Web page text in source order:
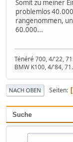
Suche
Somit zu meiner
problemlos
rangenommen,
60.000...
Ténéré 700, 4/'22,
BMW K100, 4/'84,
NACH OBEN Seiten